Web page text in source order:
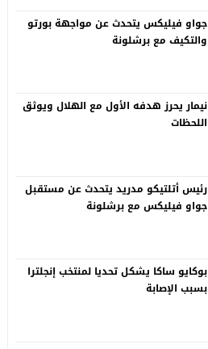
جواو فيليكس يتحدث عن مواجهة بورتو
والتكيف مع برشلونة
نيمار يحرز هدفه الأول مع الهلال ويوثق
اللحظات
رئيس أتلتيكو مدريد يتحدث عن مستقبل
جواو فيليكس مع برشلونة
بوكايو ساكا يشكل تحديا لمنتخب إنجلترا
بسبب الإصابة